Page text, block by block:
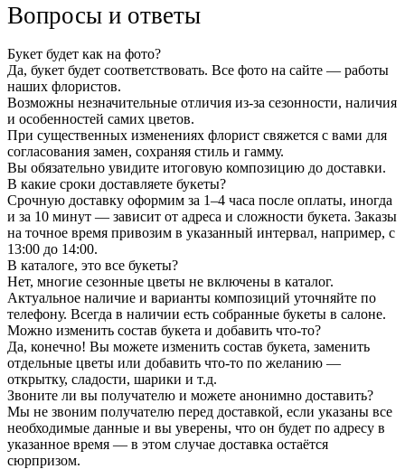
Вопросы и ответы
Букет будет как на фото?
Да, букет будет соответствовать. Все фото на сайте — работы
наших флористов.
Возможны незначительные отличия из-за сезонности, наличия
и особенностей самих цветов.
При существенных изменениях флорист свяжется с вами для
согласования замен, сохраняя стиль и гамму.
Вы обязательно увидите итоговую композицию до доставки.
В какие сроки доставляете букеты?
Срочную доставку оформим за 1–4 часа после оплаты, иногда
и за 10 минут — зависит от адреса и сложности букета. Заказы
на точное время привозим в указанный интервал, например, с
13:00 до 14:00.
В каталоге, это все букеты?
Нет, многие сезонные цветы не включены в каталог.
Актуальное наличие и варианты композиций уточняйте по
телефону. Всегда в наличии есть собранные букеты в салоне.
Можно изменить состав букета и добавить что-то?
Да, конечно! Вы можете изменить состав букета, заменить
отдельные цветы или добавить что-то по желанию —
открытку, сладости, шарики и т.д.
Звоните ли вы получателю и можете анонимно доставить?
Мы не звоним получателю перед доставкой, если указаны все
необходимые данные и вы уверены, что он будет по адресу в
указанное время — в этом случае доставка остаётся
сюрпризом.